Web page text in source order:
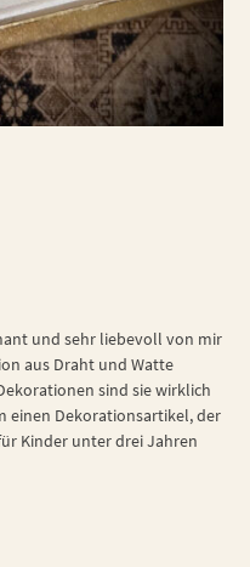
und sehr liebevoll von mir
aus Draht und Watte
sind sie wirklich
einen Dekorationsartikel, der
Kinder unter drei Jahren